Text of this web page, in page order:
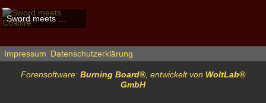
Sword meets Coalfire
Burninggeorge-13. August 2014, 19:13
Impressum Datenschutzerklärung
Forensoftware: Burning Board®, entwickelt von WoltLab®
GmbH